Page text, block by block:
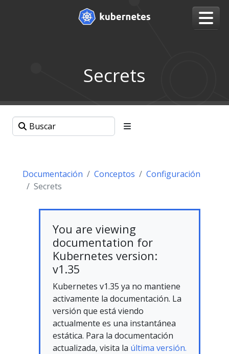
Secrets
Documentación Conceptos
Configuración
Secrets
You are viewing
documentation for
Kubernetes version:
v1.35
Kubernetes v1.35 ya no mantiene
activamente la documentación. La
versión que está viendo
actualmente es una instantánea
estática. Para la documentación
actualizada, visita la última versión.